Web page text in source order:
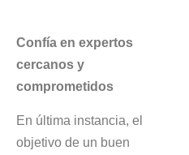
Confía en expertos
cercanos y
comprometidos
En última instancia, el
objetivo de un buen